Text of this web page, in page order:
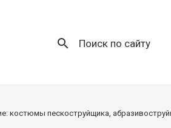
search Поиск по сайту
костюмы пескоструйщика,